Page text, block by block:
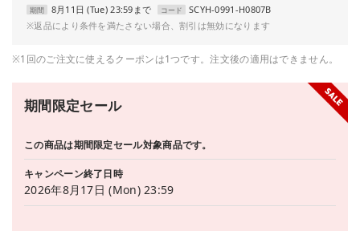
期間 8月11日 (Tue) 23:59まで コード
SCYH-0991-H0807B
※返品により条件を満たさない場合、割引は無効になります
※1回のご注文に使えるクーポンは1つです。注文後の適用はできません。
期間限定セール
この商品は期間限定セール対象商品です。
キャンペーン終了日時
2026年8月17日 (Mon) 23:59